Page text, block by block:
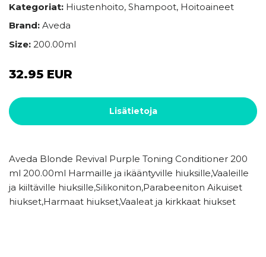
Kategoriat: Hiustenhoito, Shampoot, Hoitoaineet
Brand: Aveda
Size: 200.00ml
32.95 EUR
Lisätietoja
Aveda Blonde Revival Purple Toning Conditioner 200
ml 200.00ml Harmaille ja ikääntyville hiuksille,Vaaleille
ja kiiltäville hiuksille,Silikoniton,Parabeeniton Aikuiset
hiukset,Harmaat hiukset,Vaaleat ja kirkkaat hiukset